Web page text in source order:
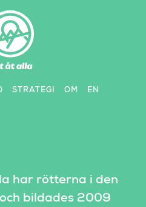
STRATEGI OM EN
har rötterna i den
bildades 2009